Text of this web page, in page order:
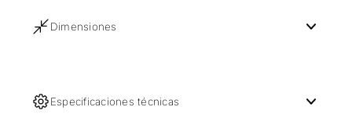
Dimensiones
Especificaciones técnicas